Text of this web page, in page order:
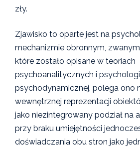
zły.
Zjawisko to oparte jest na
mechanizmie obronnym,
które zostało opisane w teoriach
psychoanalitycznych i
psychodynamicznej, polega ono
wewnętrznej reprezentacji
jako niezintegrowany podział na
przy braku umiejętności
doświadczania obu stron jako